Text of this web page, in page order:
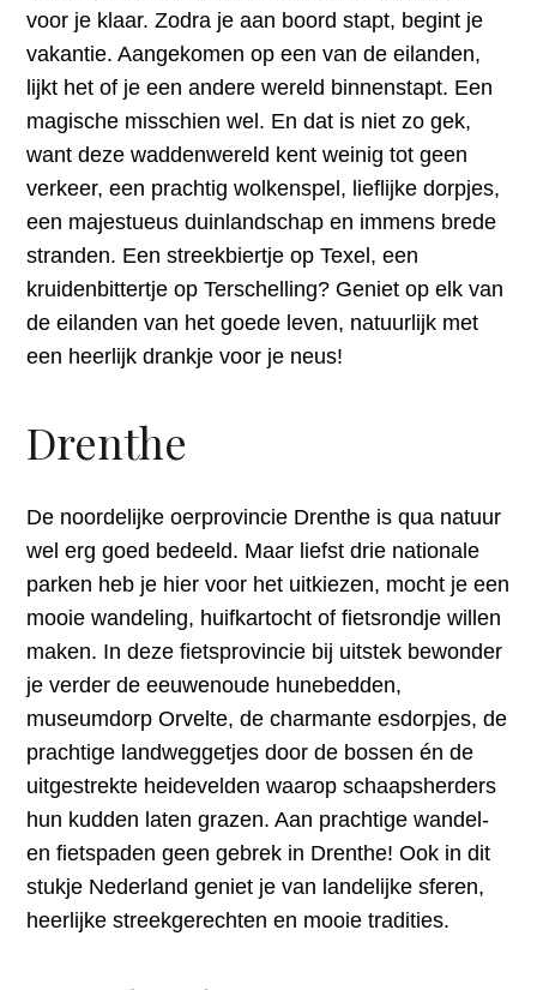
voor je klaar. Zodra je aan boord stapt, begint je
vakantie. Aangekomen op een van de eilanden,
lijkt het of je een andere wereld binnenstapt. Een
magische misschien wel. En dat is niet zo gek,
want deze waddenwereld kent weinig tot geen
verkeer, een prachtig wolkenspel, lieflijke dorpjes,
een majestueus duinlandschap en immens brede
stranden. Een streekbiertje op Texel, een
kruidenbittertje op Terschelling? Geniet op elk van
de eilanden van het goede leven, natuurlijk met
een heerlijk drankje voor je neus!
Drenthe
De noordelijke oerprovincie Drenthe is qua natuur
wel erg goed bedeeld. Maar liefst drie nationale
parken heb je hier voor het uitkiezen, mocht je een
mooie wandeling, huifkartocht of fietsrondje willen
maken. In deze fietsprovincie bij uitstek bewonder
je verder de eeuwenoude hunebedden,
museumdorp Orvelte, de charmante esdorpjes, de
prachtige landweggetjes door de bossen én de
uitgestrekte heidevelden waarop schaapsherders
hun kudden laten grazen. Aan prachtige wandel-
en fietspaden geen gebrek in Drenthe! Ook in dit
stukje Nederland geniet je van landelijke sferen,
heerlijke streekgerechten en mooie tradities.